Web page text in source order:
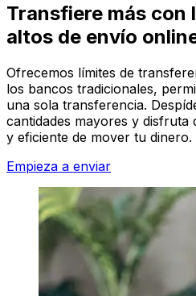
Transfiere más con
altos de envío
Ofrecemos límites de
los bancos tradicionales,
una sola transferencia.
cantidades mayores y disfruta
y eficiente de mover tu dinero.
Empieza a enviar